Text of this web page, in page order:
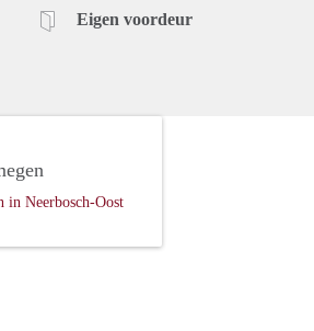
Eigen voordeur
in Neerbosch-Oost